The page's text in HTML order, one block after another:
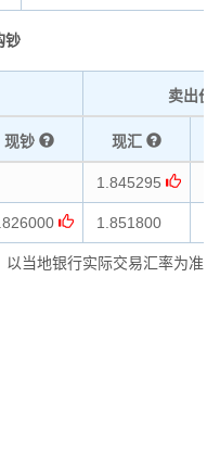
钞
卖出价
现钞 现汇
1.845295
1.851800
以当地银行实际交易汇率为准